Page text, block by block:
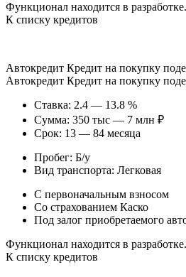
Функционал находится в разработке.
К списку кредитов
Автокредит Кредит на покупку
Автокредит Кредит на покупку
Ставка: 2.4 — 13.8 %
Сумма: 350 тыс — 7 млн ₽
Срок: 13 — 84 месяца
Пробег: Б/у
Вид транспорта: Легковая
С первоначальным взносом
Со страхованием Каско
Под залог приобретаемого
Функционал находится в разработке.
К списку кредитов